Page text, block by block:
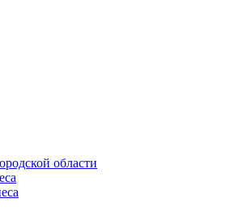
области